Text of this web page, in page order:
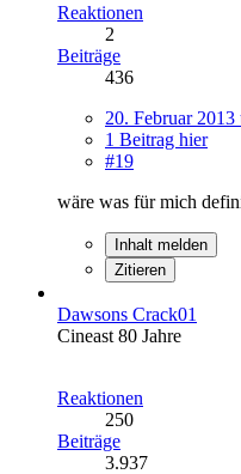
Reaktionen
2
Beiträge
436
20. Februar 2013
1 Beitrag hier
#19
wäre was für mich
Inhalt melden
Zitieren
Dawsons Crack01
Cineast 80 Jahre
Reaktionen
250
Beiträge
3.937